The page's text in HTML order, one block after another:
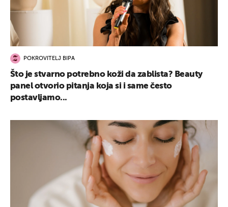
POKROVITELJ BIPA
Što je stvarno potrebno koži da zablista? Beauty
panel otvorio pitanja koja si i same često
postavljamo...